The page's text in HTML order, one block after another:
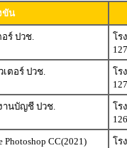
ขัน
ร์ ปวช.
โร
127
ตอร์ ปวช.
โร
127
านบัญชี ปวช.
โร
126
CC(2021)
โร